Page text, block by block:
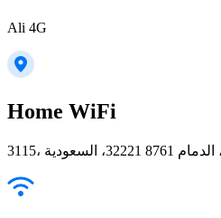
Ali 4G
Home WiFi
8761، السعودية